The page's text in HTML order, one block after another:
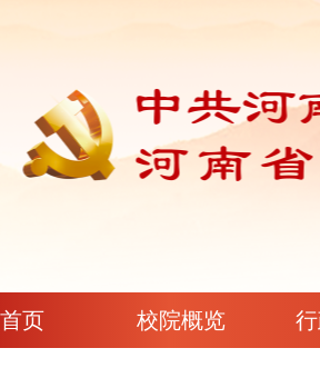
首页 校院概览